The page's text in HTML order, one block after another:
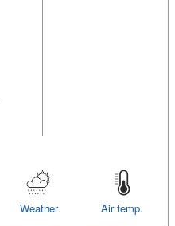
Air temp.
Weather